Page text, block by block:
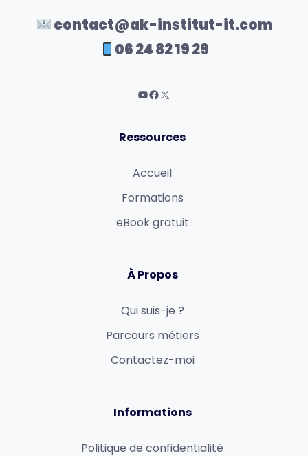
contact@ak-institut-it.com
06 24 82 19 29
Ressources
Accueil
Formations
eBook gratuit
À Propos
Qui suis-je ?
Parcours métiers
Contactez-moi
Informations
Politique de confidentialité